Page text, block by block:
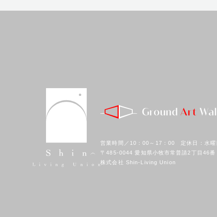
営業時間／10：00～17：00 定休日：水曜
〒485-0044 愛知県小牧市常普請2丁目46番
株式会社 Shin-Living Union